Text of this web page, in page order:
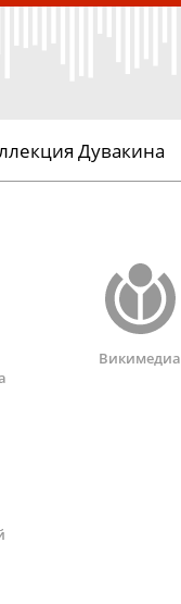
Дувакина
Викимедиа